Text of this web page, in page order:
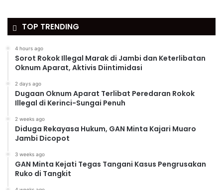
TOP TRENDING
4 hours ago
Sorot Rokok Illegal Marak di Jambi dan Keterlibatan
Oknum Aparat, Aktivis Diintimidasi
2 days ago
Dugaan Oknum Aparat Terlibat Peredaran Rokok
Illegal di Kerinci-Sungai Penuh
2 weeks ago
Diduga Rekayasa Hukum, GAN Minta Kajari Muaro
Jambi Dicopot
3 weeks ago
GAN Minta Kejati Tegas Tangani Kasus Pengrusakan
Ruko di Tangkit